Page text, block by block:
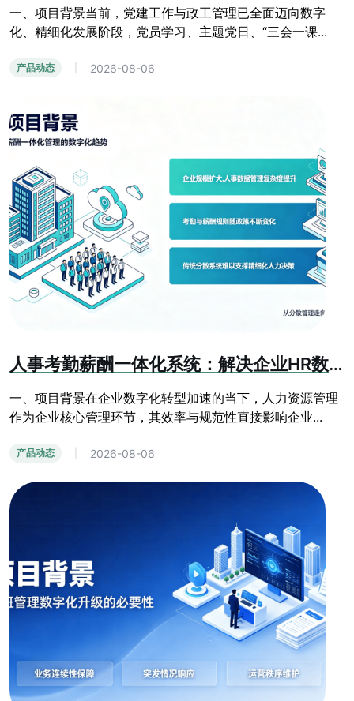
一、项目背景当前，党建工作与政工管理已全面迈向数字
化、精细化发展阶段，党员学习、主题党日、“三会一课...
产品动态 2026-08-06
人事考勤薪酬一体化系统：解决企业HR数据孤岛难题
一、项目背景在企业数字化转型加速的当下，人力资源管理
作为企业核心管理环节，其效率与规范性直接影响企业...
产品动态 2026-08-06